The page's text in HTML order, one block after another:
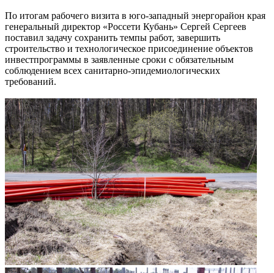
По итогам рабочего визита в юго-западный энергорайон края
генеральный директор «Россети Кубань» Сергей Сергеев
поставил задачу сохранить темпы работ, завершить
строительство и технологическое присоединение объектов
инвестпрограммы в заявленные сроки с обязательным
соблюдением всех санитарно-эпидемиологических
требований.